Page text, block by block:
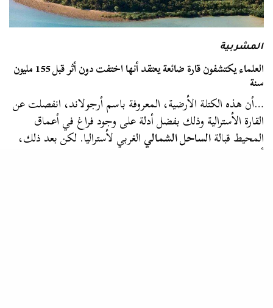
المشربية
العلماء يكتشفون قارة ضائعة يعتقد أنها اختفت دون أثر قبل 155 مليون
سنة
…أن هذه الكتلة الأرضية، المعروفة باسم أرجولاند، انفصلت عن
القارة الأسترالية وذلك بفضل أدلة على وجود فراغ في أعماق
المحيط قبالةالساحل الشماليالغربي لأستراليا. لكن بعد ذلك،
أصبح المسار…